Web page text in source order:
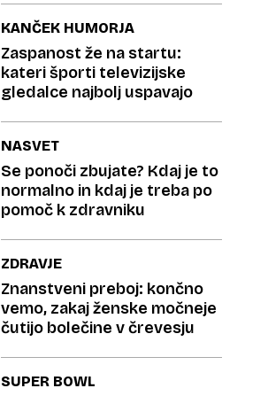
KANČEK HUMORJA
Zaspanost že na startu:
kateri športi televizijske
gledalce najbolj uspavajo
NASVET
Se ponoči zbujate? Kdaj je to
normalno in kdaj je treba po
pomoč k zdravniku
ZDRAVJE
Znanstveni preboj: končno
vemo, zakaj ženske močneje
čutijo bolečine v črevesju
SUPER BOWL